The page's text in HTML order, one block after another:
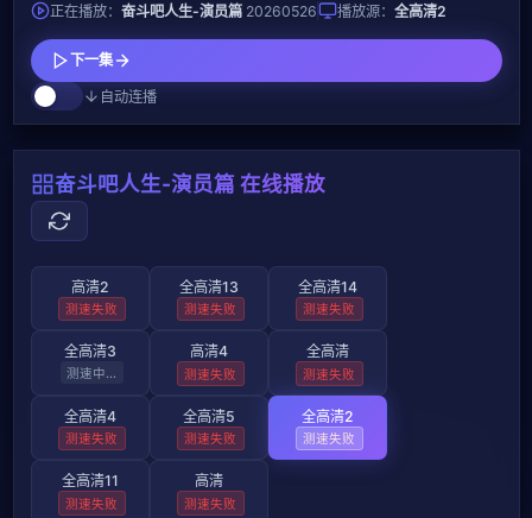
正在播放： 奋斗吧人生-演员篇 20260526 播放源： 全高清2
下一集
自动连播
奋斗吧人生-演员篇 在线播放
高清2
测速失败
全高清13
测速失败
全高清14
测速失败
全高清3
测速失败
高清4
测速失败
全高清
测速失败
全高清4
测速失败
全高清5
测速失败
全高清2
测速失败
全高清11
测速失败
高清
测速失败